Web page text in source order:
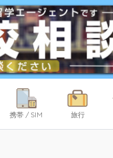
携帯 / SIM 旅行